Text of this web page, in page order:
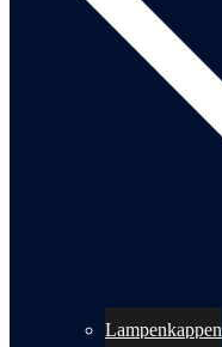
Lampenkappen